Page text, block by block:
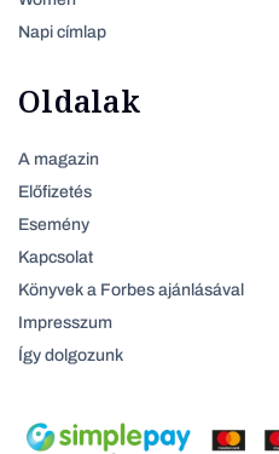
Napi címlap
Oldalak
A magazin
Előfizetés
Esemény
Kapcsolat
Könyvek a Forbes ajánlásával
Impresszum
Így dolgozunk